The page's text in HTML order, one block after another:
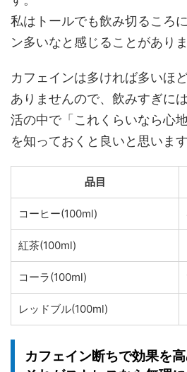
私はトールでも飲み切るころ
ン多いなと感じることがありま
カフェインは多ければ多いほ
ありませんので、飲みすぎに
活の中で「これくらいなら心
を知っておくと良いと思います
品目
コーヒー(100ml)
紅茶(100ml)
コーラ(100ml)
レッドブル(100ml)
カフェイン断ちで効果を高